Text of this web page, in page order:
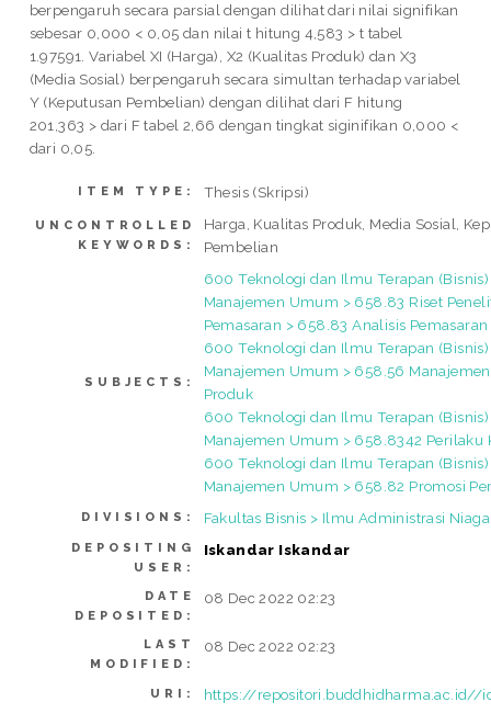
berpengaruh secara parsial dengan dilihat dari nilai signifikan
sebesar 0,000 < 0,05 dan nilai t hitung 4,583 > t tabel
1.97591. Variabel XI (Harga), X2 (Kualitas Produk) dan X3
(Media Sosial) berpengaruh secara simultan terhadap variabel
Y (Keputusan Pembelian) dengan dilihat dari F hitung
201,363 > dari F tabel 2,66 dengan tingkat siginifikan 0,000 <
dari 0,05.
ITEM TYPE: Thesis (Skripsi)
UNCONTROLLED
KEYWORDS:
Harga, Kualitas Produk, Media Sosial,
Pembelian
SUBJECTS:
600 Teknologi dan Ilmu Terapan
Manajemen Umum > 658.83 Riset
Pemasaran > 658.83 Analisis Pemasaran
600 Teknologi dan Ilmu Terapan
Manajemen Umum > 658.56
Produk
600 Teknologi dan Ilmu Terapan
Manajemen Umum > 658.8342 Perilaku
600 Teknologi dan Ilmu Terapan
Manajemen Umum > 658.82 Promosi
DIVISIONS: Fakultas Bisnis > Ilmu Administrasi Niaga
DEPOSITING
USER:
Iskandar Iskandar
DATE
DEPOSITED:
08 Dec 2022 02:23
LAST
MODIFIED:
08 Dec 2022 02:23
URI: https://repositori.buddhidharma.ac.id//